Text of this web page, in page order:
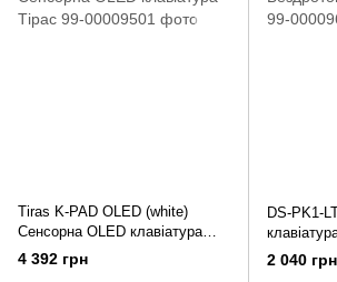
Tiras K-PAD OLED (white)
Сенсорна OLED клавіатура
Тірас
4 392 грн
DS-PK1-
2 040 грн